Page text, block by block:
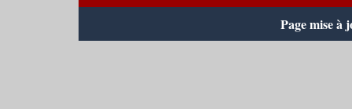
Page mise à